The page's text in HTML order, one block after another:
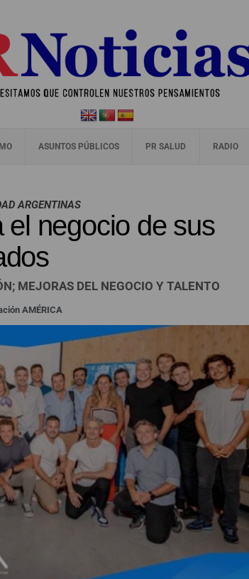
ASUNTOS PÚBLICOS PR SALUD RADIO
ARGENTINAS
el negocio de sus
MEJORAS DEL NEGOCIO Y TALENTO
AMÉRICA